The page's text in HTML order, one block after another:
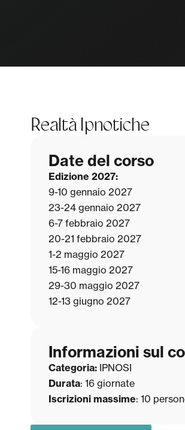
Realtà Ipnotiche
Date del corso
Edizione 2027:
9-10 gennaio 2027
23-24 gennaio 2027
6-7 febbraio 2027
20-21 febbraio 2027
1-2 maggio 2027
15-16 maggio 2027
29-30 maggio 2027
12-13 giugno 2027
Informazioni sul
Categoria: IPNOSI
Durata: 16 giornate
Iscrizioni massime: 10